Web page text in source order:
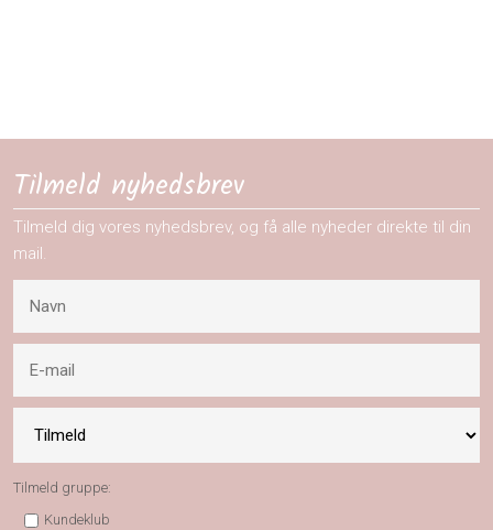
Tilmeld nyhedsbrev
Tilmeld dig vores nyhedsbrev, og få alle nyheder direkte til din
mail.
Tilmeld gruppe:
Kundeklub